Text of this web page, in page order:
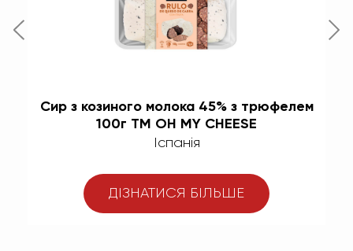
Сир з козиного молока 45% з трюфелем
100г TM OH MY CHEESE
Іспанія
ДІЗНАТИСЯ БІЛЬШЕ